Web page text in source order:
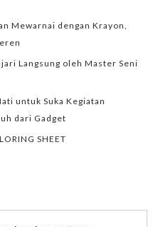
Mewarnai dengan Krayon,
Langsung oleh Master Seni
untuk Suka Kegiatan
dari Gadget
SHEET